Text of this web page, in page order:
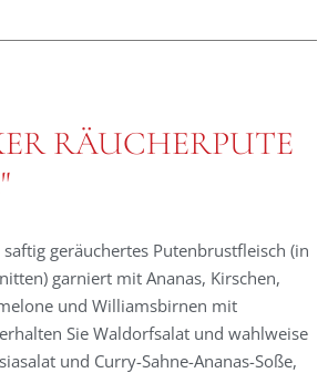
RÄUCHERPUTE
geräuchertes Putenbrustfleisch (in
garniert mit Ananas, Kirschen,
und Williamsbirnen mit
Sie Waldorfsalat und wahlweise
und Curry-Sahne-Ananas-Soße,